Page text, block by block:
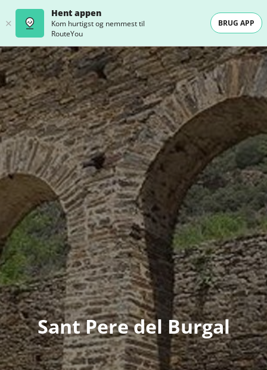
Hent appen
Kom hurtigst og nemmest til
RouteYou
BRUG APP
Sant Pere del Burgal